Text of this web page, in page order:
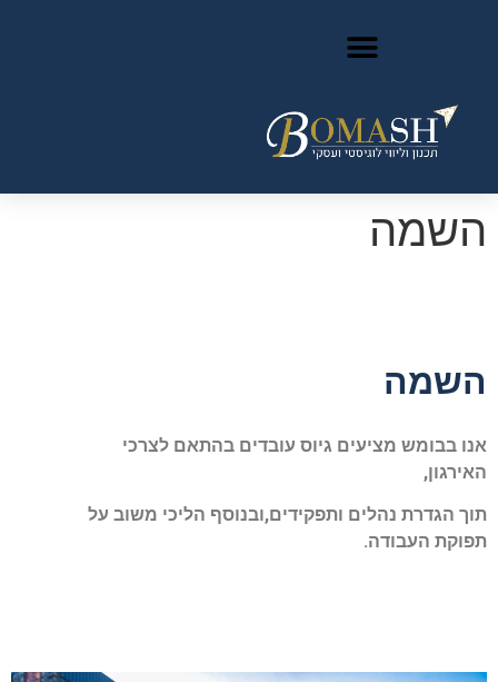
השמה
השמה
אנו בבומש מציעים גיוס עובדים בהתאם לצרכי
האירגון,
תוך הגדרת נהלים ותפקידים,ובנוסף הליכי משוב על
תפוקת העבודה.